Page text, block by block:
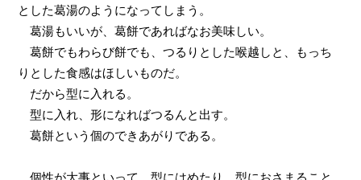
とした葛湯のようになってしまう。
葛湯もいいが、葛餅であればなお美味しい。
葛餅でもわらび餅でも、つるりとした喉越しと、もっち
りとした食感はほしいものだ。
だから型に入れる。
型に入れ、形になればつるんと出す。
葛餅という個のできあがりである。
個性が大事といって、型にはめたり、型におさまること